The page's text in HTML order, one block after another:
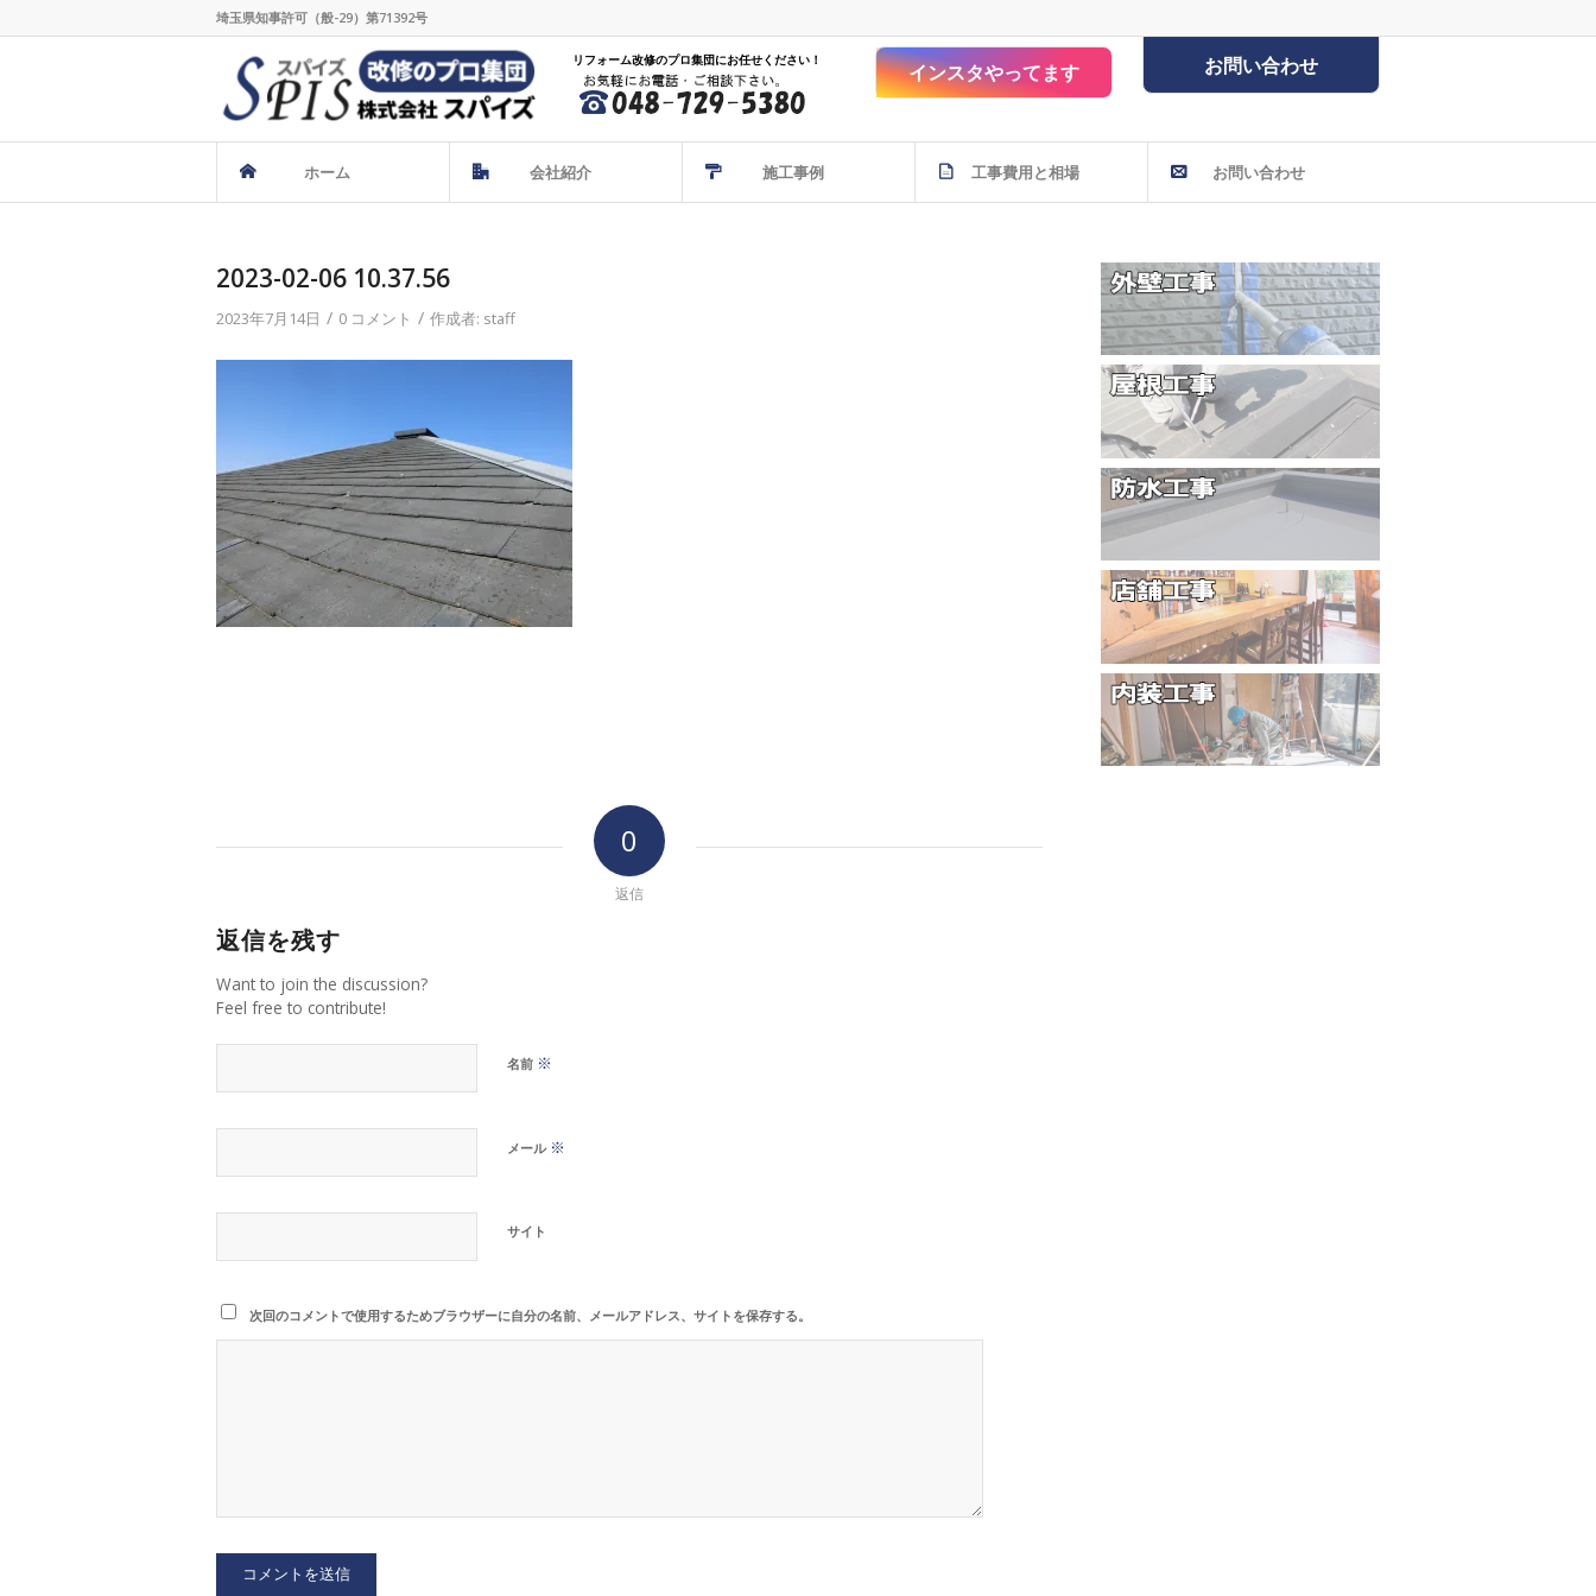
埼玉県知事許可（般-29）第71392号
リフォーム改修のプロ集団にお任せください！ お問い合わせ
インスタやってます
ホーム 会社紹介 施工事例 工事費用と相場 お問い合わせ
2023-02-06 10.37.56
2023年7月14日 / 0 コメント / 作成者: staff
0
返信
返信を残す
Want to join the discussion?
Feel free to contribute!
名前 ※
メール ※
サイト
次回のコメントで使用するためブラウザーに自分の名前、メールアドレス、サイトを保存する。